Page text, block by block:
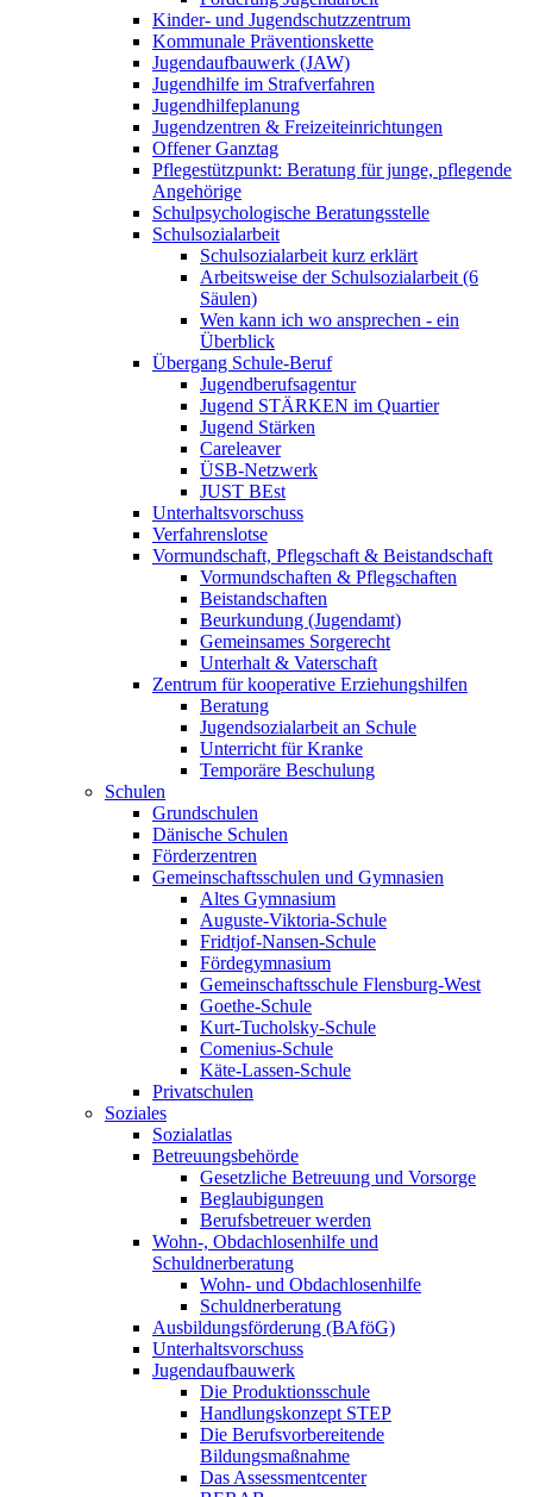
Kinder- und Jugendschutzzentrum
Kommunale Präventionskette
Jugendaufbauwerk (JAW)
Jugendhilfe im Strafverfahren
Jugendhilfeplanung
Jugendzentren & Freizeiteinrichtungen
Offener Ganztag
Pflegestützpunkt: Beratung für junge, pflegende
Angehörige
Schulpsychologische Beratungsstelle
Schulsozialarbeit
Schulsozialarbeit kurz erklärt
Arbeitsweise der Schulsozialarbeit (6
Säulen)
Wen kann ich wo ansprechen - ein
Überblick
Übergang Schule-Beruf
Jugendberufsagentur
Jugend STÄRKEN im Quartier
Jugend Stärken
Careleaver
ÜSB-Netzwerk
JUST BEst
Unterhaltsvorschuss
Verfahrenslotse
Vormundschaft, Pflegschaft & Beistandschaft
Vormundschaften & Pflegschaften
Beistandschaften
Beurkundung (Jugendamt)
Gemeinsames Sorgerecht
Unterhalt & Vaterschaft
Zentrum für kooperative Erziehungshilfen
Beratung
Jugendsozialarbeit an Schule
Unterricht für Kranke
Temporäre Beschulung
Schulen
Grundschulen
Dänische Schulen
Förderzentren
Gemeinschaftsschulen und Gymnasien
Altes Gymnasium
Auguste-Viktoria-Schule
Fridtjof-Nansen-Schule
Fördegymnasium
Gemeinschaftsschule Flensburg-West
Goethe-Schule
Kurt-Tucholsky-Schule
Comenius-Schule
Käte-Lassen-Schule
Privatschulen
Soziales
Sozialatlas
Betreuungsbehörde
Gesetzliche Betreuung und Vorsorge
Beglaubigungen
Berufsbetreuer werden
Wohn-, Obdachlosenhilfe und
Schuldnerberatung
Wohn- und Obdachlosenhilfe
Schuldnerberatung
Ausbildungsförderung (BAföG)
Unterhaltsvorschuss
Jugendaufbauwerk
Die Produktionsschule
Handlungskonzept STEP
Die Berufsvorbereitende
Bildungsmaßnahme
Das Assessmentcenter